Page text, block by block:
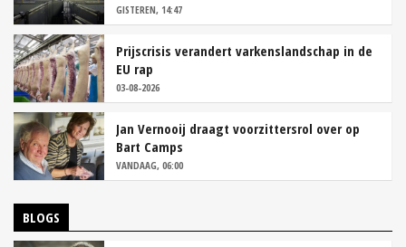
GISTEREN, 14:47
Prijscrisis verandert varkenslandschap in de
EU rap
03-08-2026
Jan Vernooij draagt voorzittersrol over op
Bart Camps
VANDAAG, 06:00
BLOGS